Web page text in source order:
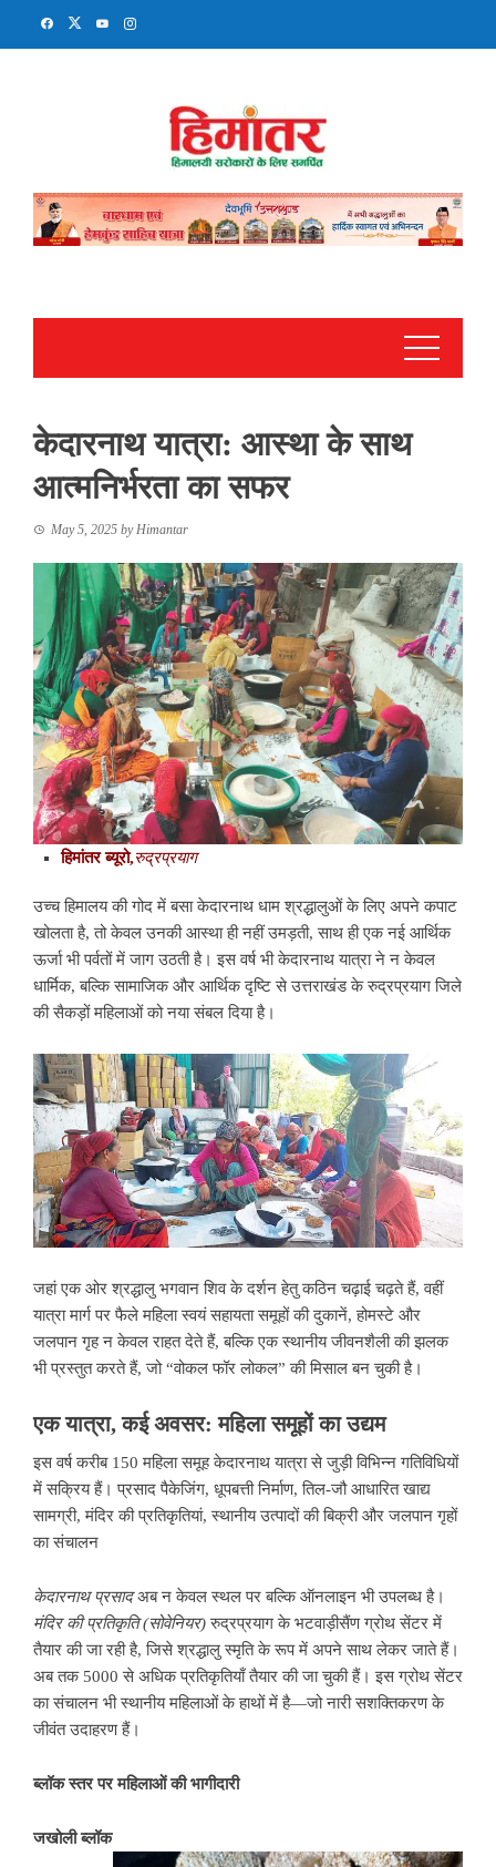
केदारनाथ यात्रा: आस्था के साथ
आत्मनिर्भरता का सफर
May 5, 2025 byHimantar
हिमांतर ब्यूरो,रुद्रप्रयाग
उच्च हिमालय की गोद में बसा केदारनाथ धाम श्रद्धालुओं के लिए अपने कपाट
खोलता है, तो केवल उनकी आस्था ही नहीं उमड़ती, साथ ही एक नई आर्थिक
ऊर्जा भी पर्वतों में जाग उठती है। इस वर्ष भी केदारनाथ यात्रा ने न केवल
धार्मिक, बल्कि सामाजिक और आर्थिक दृष्टि से उत्तराखंड के रुद्रप्रयाग जिले
की सैकड़ों महिलाओं को नया संबल दिया है।
जहां एक ओर श्रद्धालु भगवान शिव के दर्शन हेतु कठिन चढ़ाई चढ़ते हैं, वहीं
यात्रा मार्ग पर फैले महिला स्वयं सहायता समूहों की दुकानें, होमस्टे और
जलपान गृह न केवल राहत देते हैं, बल्कि एक स्थानीय जीवनशैली की झलक
भी प्रस्तुत करते हैं, जो “वोकल फॉर लोकल” की मिसाल बन चुकी है।
एक यात्रा,कई अवसर:महिला समूहों का उद्यम
इस वर्ष करीब 150 महिला समूह केदारनाथ यात्रा से जुड़ी विभिन्न गतिविधियों
में सक्रिय हैं। प्रसाद पैकेजिंग, धूपबत्ती निर्माण, तिल-जौ आधारित खाद्य
सामग्री, मंदिर की प्रतिकृतियां, स्थानीय उत्पादों की बिक्री और जलपान गृहों
का संचालन
केदारनाथ प्रसादअब न केवल स्थल पर बल्कि ऑनलाइन भी उपलब्ध है।
मंदिर की प्रतिकृति(सोवेनियर)रुद्रप्रयाग के भटवाड़ीसैंण ग्रोथ सेंटर में
तैयार की जा रही है, जिसे श्रद्धालु स्मृति के रूप में अपने साथ लेकर जाते हैं।
अब तक 5000 से अधिक प्रतिकृतियाँ तैयार की जा चुकी हैं। इस ग्रोथ सेंटर
का संचालन भी स्थानीय महिलाओं के हाथों में है—जो नारी सशक्तिकरण के
जीवंत उदाहरण हैं।
ब्लॉक स्तर पर महिलाओं की भागीदारी
जखोली ब्लॉक